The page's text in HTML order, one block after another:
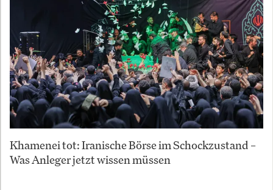
Khamenei tot: Iranische Börse im Schockzustand –
Was Anleger jetzt wissen müssen